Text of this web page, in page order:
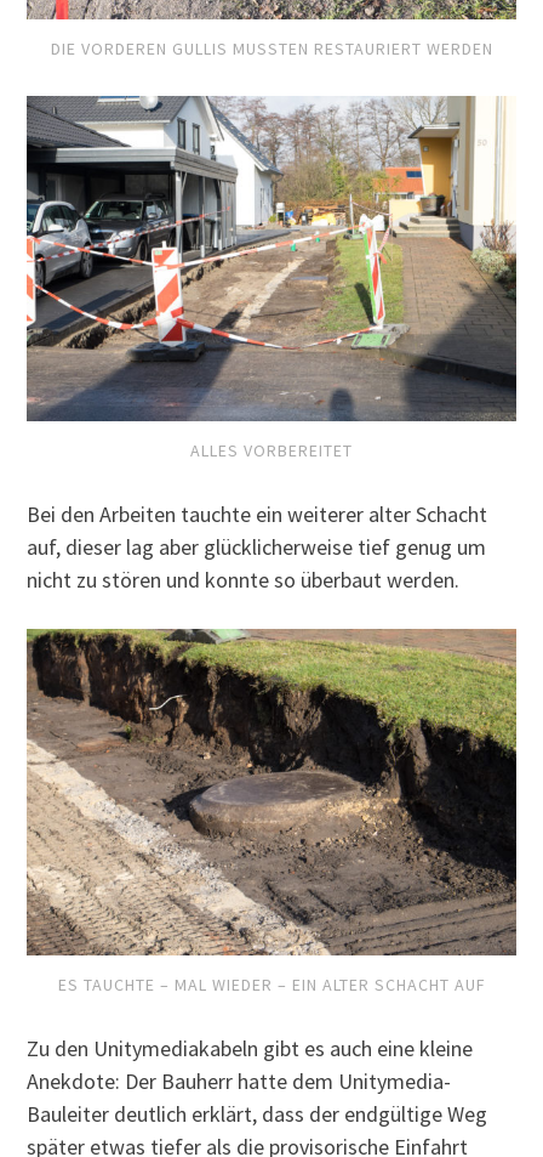
DIE VORDEREN GULLIS MUSSTEN RESTAURIERT WERDEN
ALLES VORBEREITET
Bei den Arbeiten tauchte ein weiterer alter Schacht
auf, dieser lag aber glücklicherweise tief genug um
nicht zu stören und konnte so überbaut werden.
ES TAUCHTE – MAL WIEDER – EIN ALTER SCHACHT AUF
Zu den Unitymediakabeln gibt es auch eine kleine
Anekdote: Der Bauherr hatte dem Unitymedia-
Bauleiter deutlich erklärt, dass der endgültige Weg
später etwas tiefer als die provisorische Einfahrt